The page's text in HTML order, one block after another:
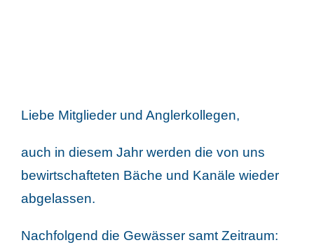
Liebe Mitglieder und Anglerkollegen,
auch in diesem Jahr werden die von uns
bewirtschafteten Bäche und Kanäle wieder
abgelassen.
Nachfolgend die Gewässer samt Zeitraum: